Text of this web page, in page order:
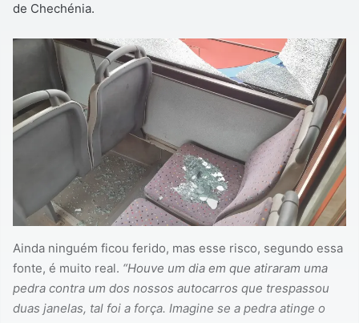
de Chechénia.
Ainda ninguém ficou ferido, mas esse risco, segundo essa
fonte, é muito real. “Houve um dia em que atiraram uma
pedra contra um dos nossos autocarros que trespassou
duas janelas, tal foi a força. Imagine se a pedra atinge o